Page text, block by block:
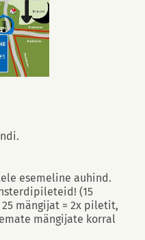
esemeline auhind.
(15
mängijat = 2x piletit,
mängijate korral